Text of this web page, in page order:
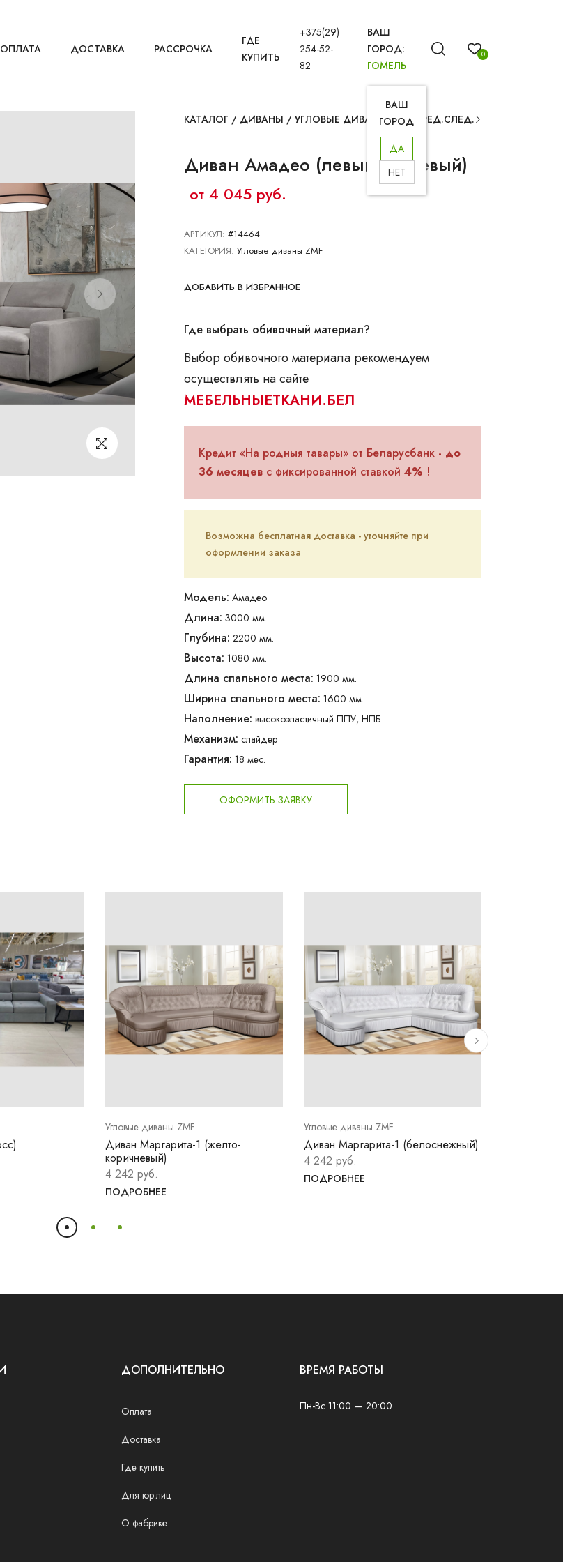
ОПЛАТА ДОСТАВКА РАССРОЧКА
ГДЕ
КУПИТЬ
+375(29)
254-52-
82
ВАШ
ГОРОД:
ГОМЕЛЬ
ВАШ
ГОРОД
ДА
НЕТ
0
КАТАЛОГ / ДИВАНЫ / УГЛОВЫЕ ДИВАНЫ ПРЕД.СЛЕД.
Диван Амадео (левый, бежевый)
от 4 045 руб.
АРТИКУЛ: #14464
КАТЕГОРИЯ: Угловые диваны ZMF
ДОБАВИТЬ В ИЗБРАННОЕ
Где выбрать обивочный материал?
Выбор обивочного материала рекомендуем
осуществлять на сайте
МЕБЕЛЬНЫЕТКАНИ.БЕЛ
Кредит «На родныя тавары» от Беларусбанк - до
36 месяцевс фиксированной ставкой 4% !
Возможна бесплатная доставка - уточняйте при
оформлении заказа
Модель: Амадео
Длина: 3000 мм.
Глубина: 2200 мм.
Высота: 1080 мм.
Длина спального места: 1900 мм.
Ширина спального места: 1600 мм.
Наполнение: высокоэластичный ППУ, НПБ
Механизм: слайдер
Гарантия: 18 мес.
ОФОРМИТЬ ЗАЯВКУ
Угловые диваны ZMF
Диван Маргарита-1 (желто-
коричневый)
4 242 руб.
ПОДРОБНЕЕ
Угловые диваны ZMF
Диван Маргарита-1 (белоснежный)
4 242 руб.
ПОДРОБНЕЕ
ДОПОЛНИТЕЛЬНО
Оплата
Доставка
Где купить
Для юр.лиц
О фабрике
ВРЕМЯ РАБОТЫ
Пн-Вс 11:00 — 20:00